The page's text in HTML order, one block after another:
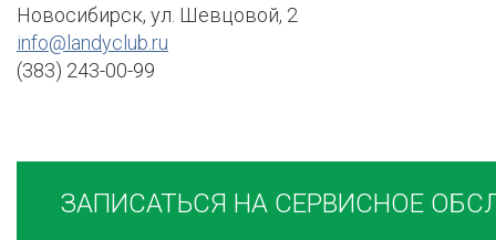
Новосибирск, ул. Шевцовой, 2
info@landyclub.ru
(383) 243-00-99
ЗАПИСАТЬСЯ НА СЕРВИСНОЕ